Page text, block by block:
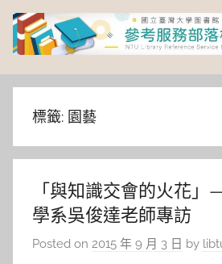
Skip
content
臺
灣
大
學
圖
標籤: 園藝
「與知識交會的火花」
學系吳俊達老師專訪
Posted on 2015 年 9 月 3 日 by